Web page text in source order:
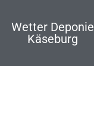
Wetter Deponie
Käseburg